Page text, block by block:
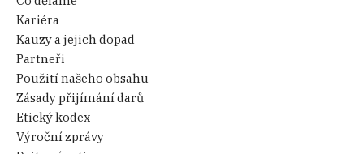
Kariéra
Kauzy a jejich dopad
Partneři
Použití našeho obsahu
Zásady přijímání darů
Etický kodex
Výroční zprávy